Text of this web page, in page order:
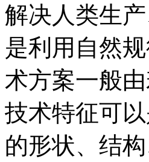
解决人类生
是利用自然
术方案一般
技术特征可
的形状、结